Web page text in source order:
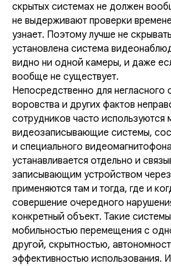
скрытых системах не должен
не выдерживают проверки
узнает. Поэтому лучше не
установлена система
видно ни одной камеры, и даже
вообще не существует.
Непосредственно для негласного
воровства и других фактов
сотрудников часто используются
видеозаписывающие системы,
и специального
устанавливается отдельно и
записывающим устройством
применяются там и тогда, где и
совершение очередного
конкретный объект. Такие
мобильностью перемещения с
другой, скрытностью,
эффективностью использования.